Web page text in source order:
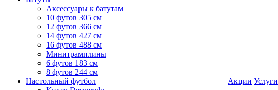
Аксессуары к батутам
10 футов 305 см
12 футов 366 см
14 футов 427 см
16 футов 488 см
Минитрамплины
6 футов 183 см
8 футов 244 см
Настольный футбол
Акции Услуги